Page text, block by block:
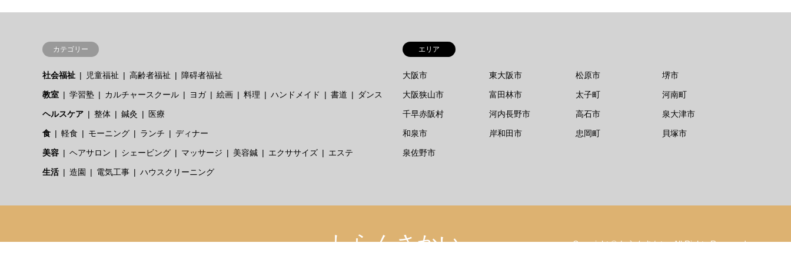
カテゴリー
社会福祉 児童福祉 高齢者福祉 障碍者福祉
教室 学習塾 カルチャースクール ヨガ 絵画 料理 ハンドメイド 書道 ダンス
ヘルスケア 整体 鍼灸 医療
食 軽食 モーニング ランチ ディナー
美容 ヘアサロン シェービング マッサージ 美容鍼 エクササイズ エステ
生活 造園 電気工事 ハウスクリーニング
エリア
大阪市 東大阪市 松原市 堺市
大阪狭山市 富田林市 太子町 河南町
千早赤阪村 河内長野市 高石市 泉大津市
和泉市 岸和田市 忠岡町 貝塚市
泉佐野市
しらんさかい Copyright©しらんさかい. All Rights Reserved.